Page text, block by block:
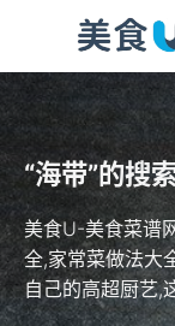
“海带”的搜
美食U-美食菜谱
全,家常菜做法大
自己的高超厨艺,